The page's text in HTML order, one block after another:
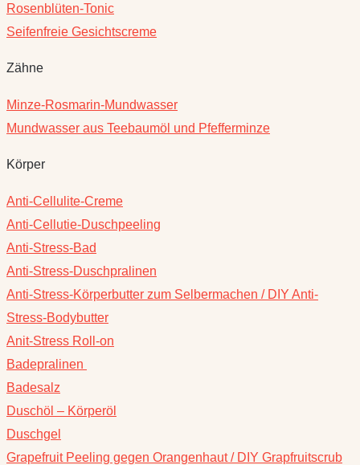
Rosenblüten-Tonic
Seifenfreie Gesichtscreme
Zähne
Minze-Rosmarin-Mundwasser
Mundwasser aus Teebaumöl und Pfefferminze
Körper
Anti-Cellulite-Creme
Anti-Cellutie-Duschpeeling
Anti-Stress-Bad
Anti-Stress-Duschpralinen
Anti-Stress-Körperbutter zum Selbermachen / DIY Anti-
Stress-Bodybutter
Anit-Stress Roll-on
Badepralinen
Badesalz
Duschöl – Körperöl
Duschgel
Grapefruit Peeling gegen Orangenhaut / DIY Grapfruitscrub